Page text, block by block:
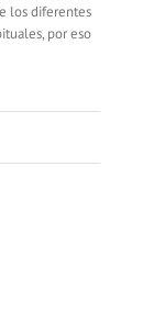
los diferentes
por eso